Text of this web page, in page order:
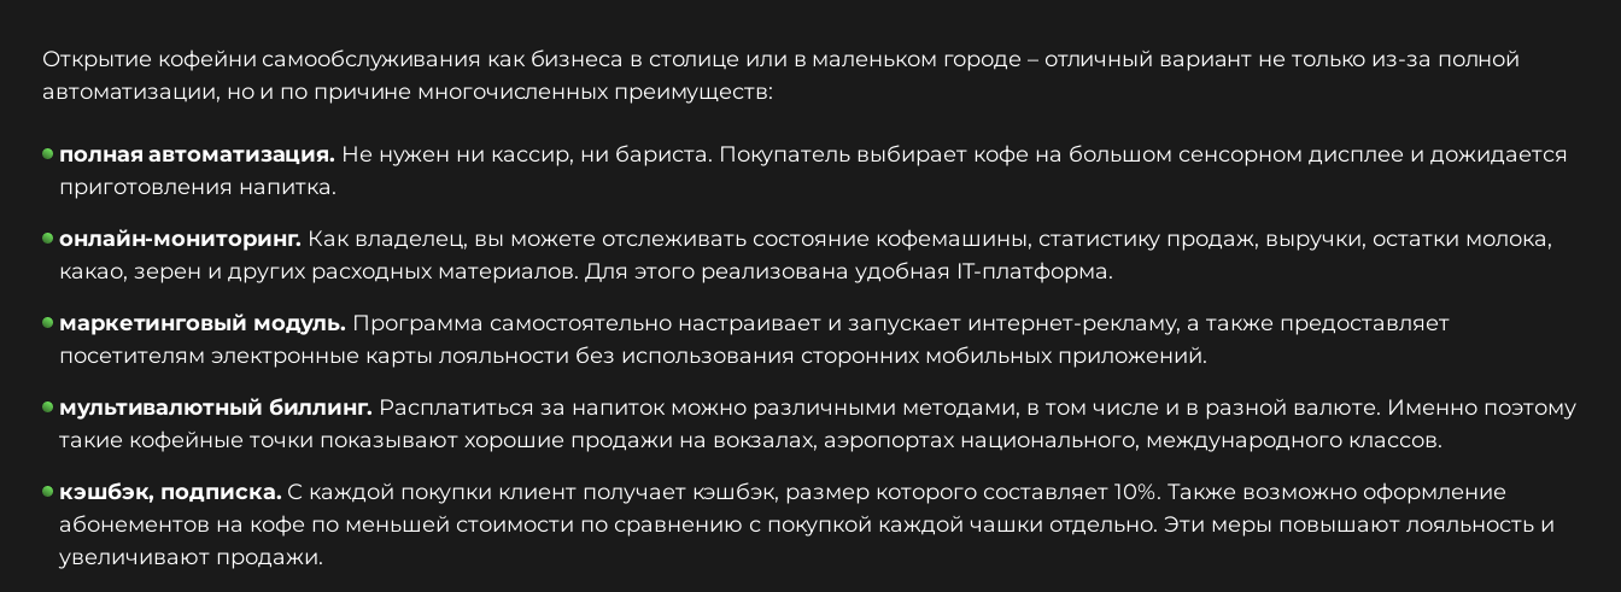
Открытие кофейни самообслуживания как бизнеса в столице или в маленьком городе – отличный вариант не только из-за полной
автоматизации, но и по причине многочисленных преимуществ:
полная автоматизация. Не нужен ни кассир, ни бариста. Покупатель выбирает кофе на большом сенсорном дисплее и дожидается
приготовления напитка.
онлайн-мониторинг. Как владелец, вы можете отслеживать состояние кофемашины, статистику продаж, выручки, остатки молока,
какао, зерен и других расходных материалов. Для этого реализована удобная IT-платформа.
маркетинговый модуль. Программа самостоятельно настраивает и запускает интернет-рекламу, а также предоставляет
посетителям электронные карты лояльности без использования сторонних мобильных приложений.
мультивалютный биллинг. Расплатиться за напиток можно различными методами, в том числе и в разной валюте. Именно поэтому
такие кофейные точки показывают хорошие продажи на вокзалах, аэропортах национального, международного классов.
кэшбэк, подписка. С каждой покупки клиент получает кэшбэк, размер которого составляет 10%. Также возможно оформление
абонементов на кофе по меньшей стоимости по сравнению с покупкой каждой чашки отдельно. Эти меры повышают лояльность и
увеличивают продажи.